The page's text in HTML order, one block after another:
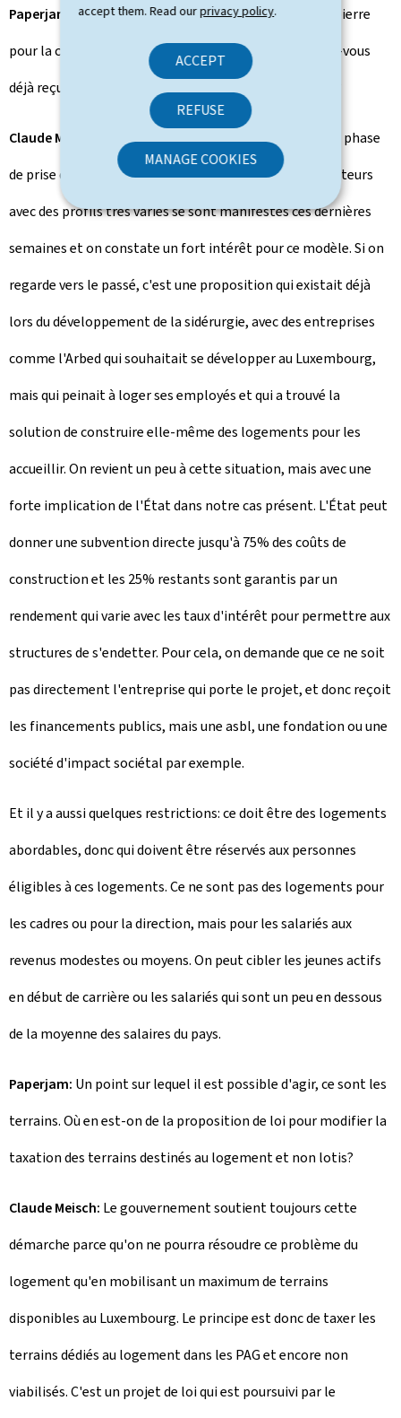
accept them. Read ourprivacy policy.
ACCEPT
REFUSE
MANAGE COOKIES
Paperjam:
Récemment, vous avez annoncé l'aide à la pierre
pour la construction de logements pour salariés. Avez-vous
déjà reçu des marques d'intérêt pour ce type de projet?
Claude Meisch:
Pour le moment, nous sommes dans la phase
de prise de connaissance de la proposition, mais des acteurs
avec des profils très variés se sont manifestés ces dernières
semaines et on constate un fort intérêt pour ce modèle. Si on
regarde vers le passé, c'est une proposition qui existait déjà
lors du développement de la sidérurgie, avec des entreprises
comme l'Arbed qui souhaitait se développer au Luxembourg,
mais qui peinait à loger ses employés et qui a trouvé la
solution de construire elle-même des logements pour les
accueillir. On revient un peu à cette situation, mais avec une
forte implication de l'État dans notre cas présent. L'État peut
donner une subvention directe jusqu'à 75% des coûts de
construction et les 25% restants sont garantis par un
rendement qui varie avec les taux d'intérêt pour permettre aux
structures de s'endetter. Pour cela, on demande que ce ne soit
pas directement l'entreprise qui porte le projet, et donc reçoit
les financements publics, mais une asbl, une fondation ou une
société d'impact sociétal par exemple.
Et il y a aussi quelques restrictions: ce doit être des logements
abordables, donc qui doivent être réservés aux personnes
éligibles à ces logements. Ce ne sont pas des logements pour
les cadres ou pour la direction, mais pour les salariés aux
revenus modestes ou moyens. On peut cibler les jeunes actifs
en début de carrière ou les salariés qui sont un peu en dessous
de la moyenne des salaires du pays.
Paperjam: Un point sur lequel il est possible d'agir, ce sont les
terrains. Où en est-on de la proposition de loi pour modifier la
taxation des terrains destinés au logement et non lotis?
Claude Meisch: Le gouvernement soutient toujours cette
démarche parce qu'on ne pourra résoudre ce problème du
logement qu'en mobilisant un maximum de terrains
disponibles au Luxembourg. Le principe est donc de taxer les
terrains dédiés au logement dans les PAG et encore non
viabilisés. C'est un projet de loi qui est poursuivi par le